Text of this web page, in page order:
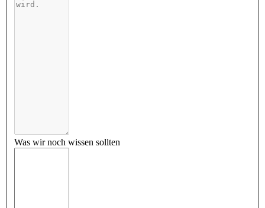
Was wir noch wissen sollten